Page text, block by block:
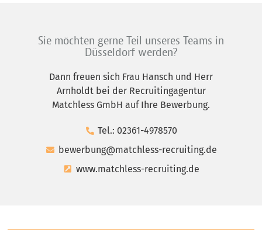
Sie möchten gerne Teil unseres Teams in
Düsseldorf werden?
Dann freuen sich Frau Hansch und Herr
Arnholdt bei der Recruitingagentur
Matchless GmbH auf Ihre Bewerbung.
Tel.: 02361-4978570
bewerbung@matchless-recruiting.de
www.matchless-recruiting.de